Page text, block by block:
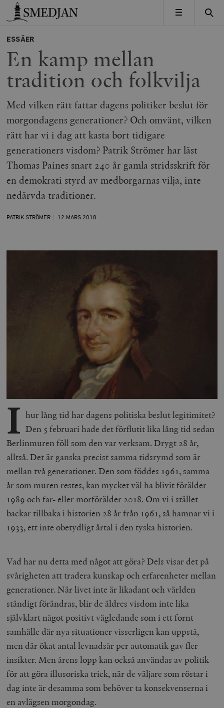
Timbro
MENY
ESSÄER
En kamp mellan
tradition och folkvilja
Med vilken rätt fattar dagens politiker beslut för
morgondagens generationer? Och omvänt, vilken
rätt har vi i dag att kasta bort tidigare
generationers visdom? Patrik Strömer har läst
Thomas Paines snart 240 år gamla stridsskrift för
en demokrati styrd av medborgarnas vilja, inte
nedärvda traditioner.
PATRIK STRÖMER 12 MARS 2018
I hur lång tid har dagens politiska beslut legitimitet?
Den 5 februari hade det förflutit lika lång tid sedan
Berlinmuren föll som den var verksam. Drygt 28 år,
alltså. Det är ganska precist samma tidsrymd som är
mellan två generationer. Den som föddes 1961, samma
år som muren restes, kan mycket väl ha blivit förälder
1989 och far- eller morförälder 2018. Om vi i stället
backar tillbaka i historien 28 år från 1961, så hamnar vi i
1933, ett inte obetydligt årtal i den tyska historien.
Vad har nu detta med något att göra? Dels visar det på
svårigheten att tradera kunskap och erfarenheter mellan
generationer. När livet inte är likadant och världen
ständigt förändras, blir de äldres visdom inte lika
självklart något positivt vägledande som i ett fornt
samhälle där nya situationer visserligen kan uppstå,
men där ökat antal levnadsår per automatik gav fler
insikter. Men årens lopp kan också användas av politik
för att göra illusoriska trick, när de väljare som röstar i
dag inte är desamma som behöver ta konsekvenserna i
en avlägsen morgondag.